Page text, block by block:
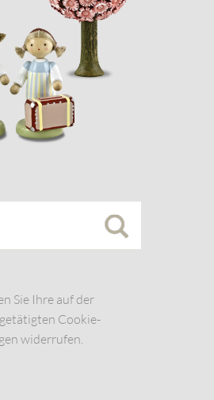
Sie Ihre auf der
Cookie-
widerrufen.